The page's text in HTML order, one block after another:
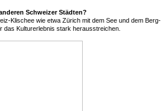
Schweizer Städten?
Klischee wie etwa Zürich mit dem See und dem Berg-
das Kulturerlebnis stark herausstreichen.